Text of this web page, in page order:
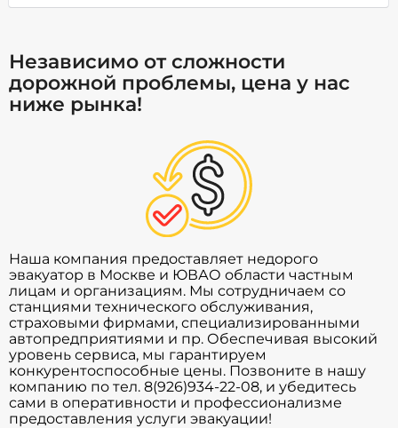
Независимо от сложности
дорожной проблемы, цена у нас
ниже рынка!
Наша компания предоставляет недорого
эвакуатор в Москве и ЮВАО области частным
лицам и организациям. Мы сотрудничаем со
станциями технического обслуживания,
страховыми фирмами, специализированными
автопредприятиями и пр. Обеспечивая высокий
уровень сервиса, мы гарантируем
конкурентоспособные цены. Позвоните в нашу
компанию по тел. 8(926)934-22-08, и убедитесь
сами в оперативности и профессионализме
предоставления услуги эвакуации!